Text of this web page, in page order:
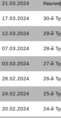
21.03.2024
17.03.2024 30-й
12.03.2024 29-й
07.03.2024 28-й
03.03.2024 27-й
28.02.2024 26-й
24.02.2024 25-й
20.02.2024 24-й